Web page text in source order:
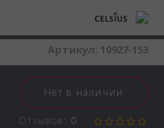
Нет в наличии
Отзывов: 0
Артикул: 10927-153